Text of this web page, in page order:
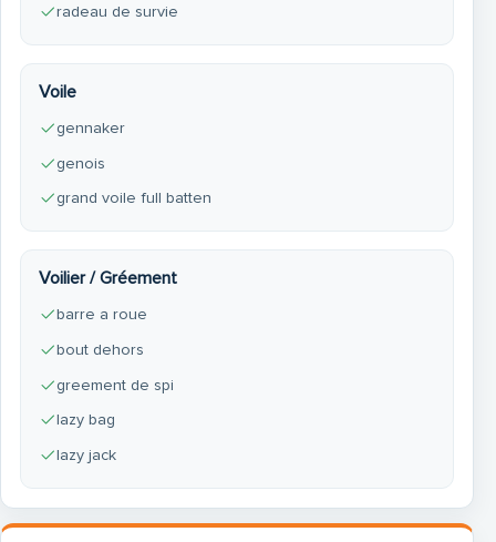
radeau de survie
Voile
gennaker
genois
grand voile full batten
Voilier / Gréement
barre a roue
bout dehors
greement de spi
lazy bag
lazy jack